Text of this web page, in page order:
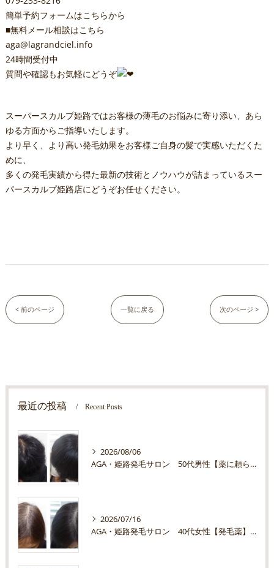
簡単予約フォームはこちらから
■無料メール相談はこちら
aga@lagrandciel.info
24時間受付中
質問や確認もお気軽にどうぞ
スーパースカルプ姫路ではお客様の薄毛のお悩みに寄り添い、あら
ゆる方面からご指導いたします。
より早く、より高い発毛効果をお客様ご自身の髪で実感いただくた
めに、
多くの発毛実績から得た最新の技術とノウハウが詰まっているスー
パースカルプ姫路店にどうぞお任せください。
< 前のページ 一覧に戻る 次のページ >
最近の投稿 Recent Posts
2026/08/06
AGA・姫路発毛サロン 50代男性【薬に頼らず、自分の髪を育てたい】
2026/07/16
AGA・姫路発毛サロン 40代女性【発毛薬】は味方ですか？